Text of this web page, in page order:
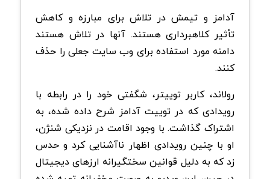
آدامز و تیمش در تلاش برای مبارزه و کاهش
تأثیر کلاهبرداری هستند. آنها در تلاش هستند
دامنه مورد استفاده برای وب سایت جعلی را حذف
کنند.
رولاند، کاربر توییتر، شگفتی خود را در رابطه با
رویدادی که در توییت آدامز شرح داده شده، به
اشتراک گذاشت. با وجود اقامت در نزدیکی شنژن،
او با چنین رویدادی اظهار ناآشنایی کرد و حدس
زد که به دلیل قوانین سختگیرانه ارزهای دیجیتال